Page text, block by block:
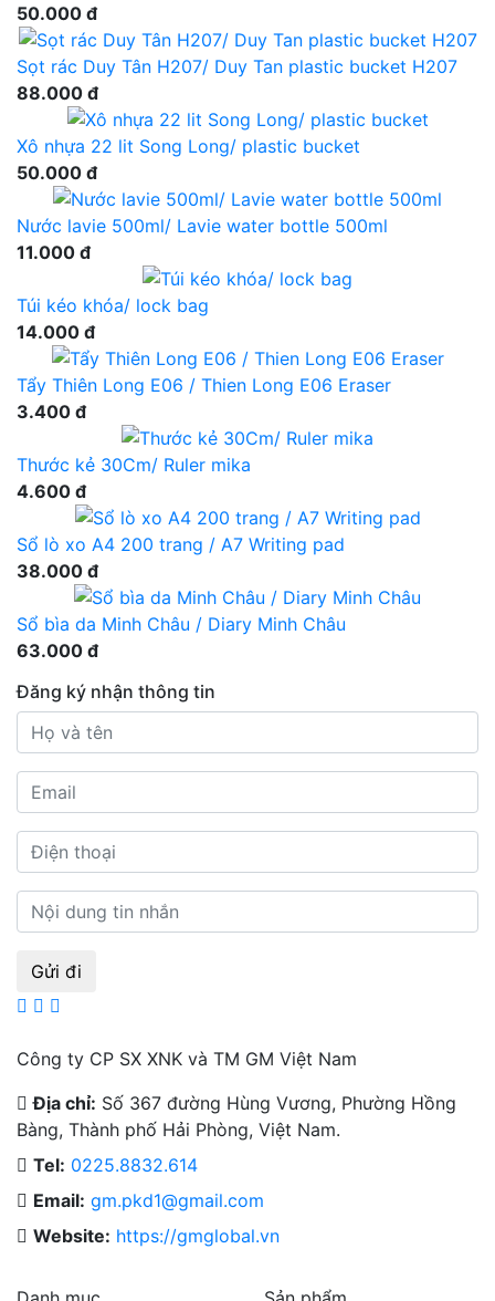
50.000 đ
Sọt rác Duy Tân H207/ Duy Tan plastic bucket H207
88.000 đ
Xô nhựa 22 lit Song Long/ plastic bucket
50.000 đ
Nước lavie 500ml/ Lavie water bottle 500ml
11.000 đ
Túi kéo khóa/ lock bag
14.000 đ
Tẩy Thiên Long E06 / Thien Long E06 Eraser
3.400 đ
Thước kẻ 30Cm/ Ruler mika
4.600 đ
Sổ lò xo A4 200 trang / A7 Writing pad
38.000 đ
Sổ bìa da Minh Châu / Diary Minh Châu
63.000 đ
Đăng ký nhận thông tin
Gửi đi
Công ty CP SX XNK và TM GM Việt Nam
Địa chỉ: Số 367 đường Hùng Vương, Phường Hồng
Bàng, Thành phố Hải Phòng, Việt Nam.
Tel: 0225.8832.614
Email: gm.pkd1@gmail.com
Website: https://gmglobal.vn